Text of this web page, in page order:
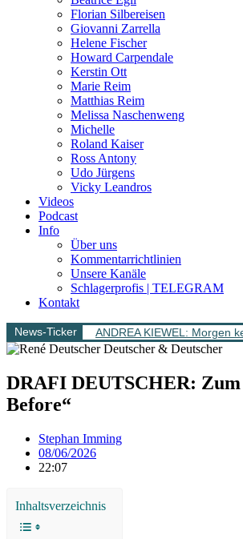
Florian Silbereisen
Giovanni Zarrella
Helene Fischer
Howard Carpendale
Kerstin Ott
Marie Reim
Matthias Reim
Melissa Naschenweng
Michelle
Roland Kaiser
Ross Antony
Udo Jürgens
Vicky Leandros
Videos
Podcast
Info
Über uns
Kommentarrichtlinien
Unsere Kanäle
Schlagerprofis | TELEGRAM
Kontakt
News-Ticker ANDREA KIEWEL: Morgen
DRAFI DEUTSCHER: Zum
Before“
Stephan Imming
08/06/2026
22:07
Inhaltsverzeichnis